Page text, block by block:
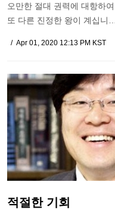
오만한 절대 권력에 대항하
또 다른 진정한 왕이 계십니…
Apr 01, 2020 12:13 PM KST
적절한 기회